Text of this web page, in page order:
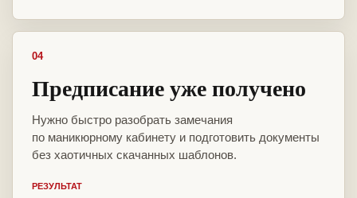
04
Предписание уже получено
Нужно быстро разобрать замечания
по маникюрному кабинету и подготовить документы
без хаотичных скачанных шаблонов.
РЕЗУЛЬТАТ